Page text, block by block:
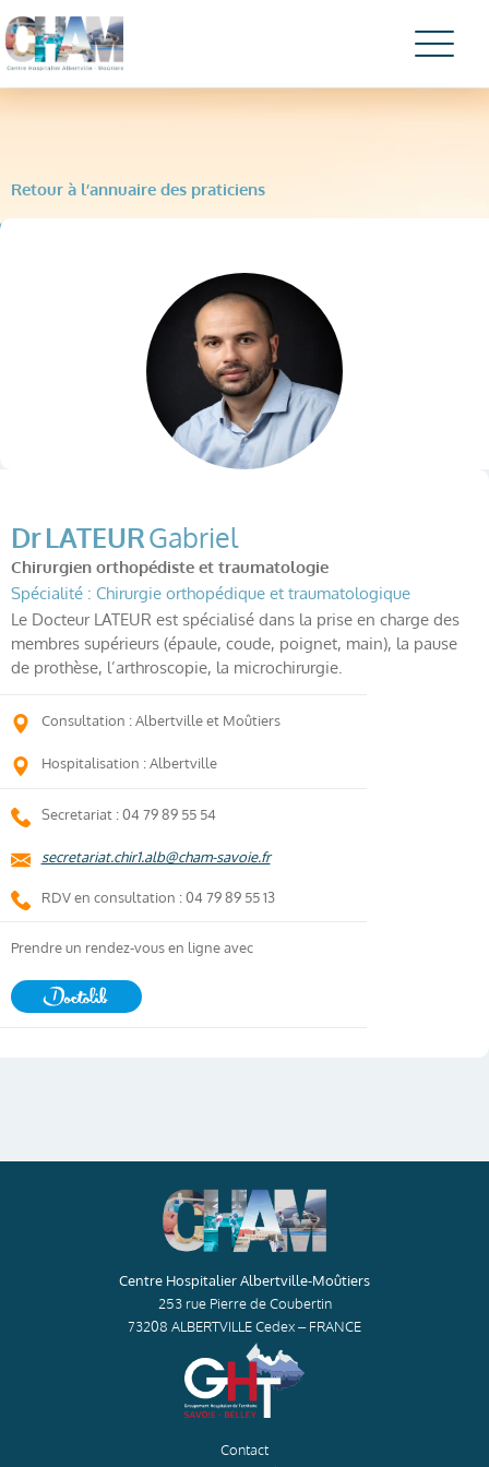
Retour à l’annuaire des praticiens
DrLATEURGabriel
Chirurgien orthopédiste et traumatologie
Spécialité : Chirurgie orthopédique et traumatologique
Le Docteur LATEUR est spécialisé dans la prise en charge des
membres supérieurs (épaule, coude, poignet, main), la pause
de prothèse, l’arthroscopie, la microchirurgie.
Consultation : Albertville et Moûtiers
Hospitalisation : Albertville
Secretariat : 04 79 89 55 54
secretariat.chir1.alb@cham-savoie.fr
RDV en consultation : 04 79 89 55 13
Prendre un rendez-vous en ligne avec
Centre Hospitalier Albertville-Moûtiers
253 rue Pierre de Coubertin
73208 ALBERTVILLE Cedex – FRANCE
Contact